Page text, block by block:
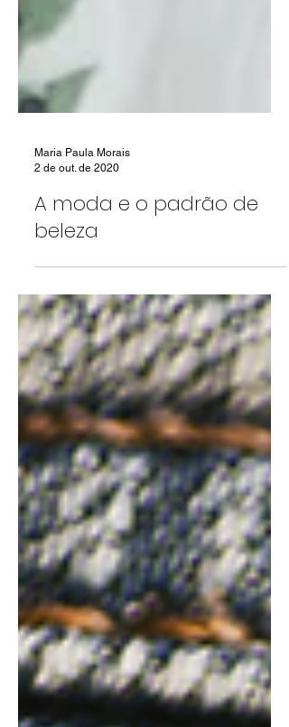
2 de out. de 2020
A moda e o padrão de
beleza